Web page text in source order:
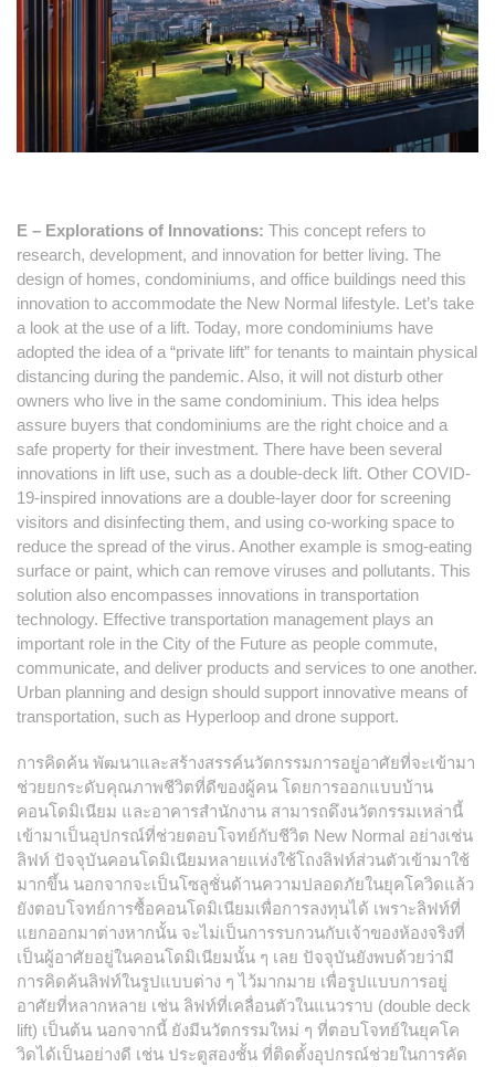
E – Explorations of Innovations: This concept refers to
research, development, and innovation for better living. The
design of homes, condominiums, and office buildings need this
innovation to accommodate the New Normal lifestyle. Let’s take
a look at the use of a lift. Today, more condominiums have
adopted the idea of a “private lift” for tenants to maintain physical
distancing during the pandemic. Also, it will not disturb other
owners who live in the same condominium. This idea helps
assure buyers that condominiums are the right choice and a
safe property for their investment. There have been several
innovations in lift use, such as a double-deck lift. Other COVID-
19-inspired innovations are a double-layer door for screening
visitors and disinfecting them, and using co-working space to
reduce the spread of the virus. Another example is smog-eating
surface or paint, which can remove viruses and pollutants. This
solution also encompasses innovations in transportation
technology. Effective transportation management plays an
important role in the City of the Future as people commute,
communicate, and deliver products and services to one another.
Urban planning and design should support innovative means of
transportation, such as Hyperloop and drone support.
การคิดค้น พัฒนาและสร้างสรรค์นวัตกรรมการอยู่อาศัยที่จะเข้ามา
ช่วยยกระดับคุณภาพชีวิตที่ดีของผู้คน โดยการออกแบบบ้าน
คอนโดมิเนียม และอาคารสำนักงาน สามารถดึงนวัตกรรมเหล่านี้
เข้ามาเป็นอุปกรณ์ที่ช่วยตอบโจทย์กับชีวิต New Normal อย่างเช่น
ลิฟท์ ปัจจุบันคอนโดมิเนียมหลายแห่งใช้โถงลิฟท์ส่วนตัวเข้ามาใช้
มากขึ้น นอกจากจะเป็นโซลูชั่นด้านความปลอดภัยในยุคโควิดแล้ว
ยังตอบโจทย์การซื้อคอนโดมิเนียมเพื่อการลงทุนได้ เพราะลิฟท์ที่
แยกออกมาต่างหากนั้น จะไม่เป็นการรบกวนกับเจ้าของห้องจริงที่
เป็นผู้อาศัยอยู่ในคอนโดมิเนียมนั้น ๆ เลย ปัจจุบันยังพบด้วยว่ามี
การคิดค้นลิฟท์ในรูปแบบต่าง ๆ ไว้มากมาย เพื่อรูปแบบการอยู่
อาศัยที่หลากหลาย เช่น ลิฟท์ที่เคลื่อนตัวในแนวราบ (double deck
lift) เป็นต้น นอกจากนี้ ยังมีนวัตกรรมใหม่ ๆ ที่ตอบโจทย์ในยุคโค
วิดได้เป็นอย่างดี เช่น ประตูสองชั้น ที่ติดตั้งอุปกรณ์ช่วยในการคัด